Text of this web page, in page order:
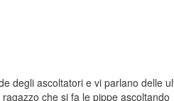
degli ascoltatori e vi parlano delle
che si fa le pippe ascoltando